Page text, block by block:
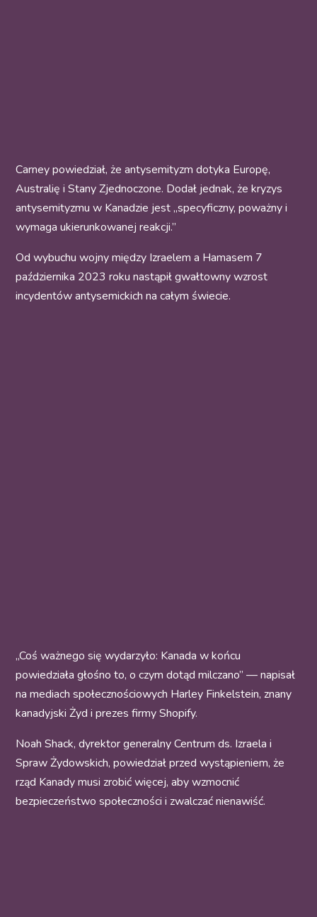
Carney powiedział, że antysemityzm dotyka Europę,
Australię i Stany Zjednoczone. Dodał jednak, że kryzys
antysemityzmu w Kanadzie jest „specyficzny, poważny i
wymaga ukierunkowanej reakcji.”
Od wybuchu wojny między Izraelem a Hamasem 7
października 2023 roku nastąpił gwałtowny wzrost
incydentów antysemickich na całym świecie.
„Coś ważnego się wydarzyło: Kanada w końcu
powiedziała głośno to, o czym dotąd milczano” — napisał
na mediach społecznościowych Harley Finkelstein, znany
kanadyjski Żyd i prezes firmy Shopify.
Noah Shack, dyrektor generalny Centrum ds. Izraela i
Spraw Żydowskich, powiedział przed wystąpieniem, że
rząd Kanady musi zrobić więcej, aby wzmocnić
bezpieczeństwo społeczności i zwalczać nienawiść.